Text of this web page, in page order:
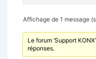
Affichage de 1 message
Le forum ‘Support
réponses.